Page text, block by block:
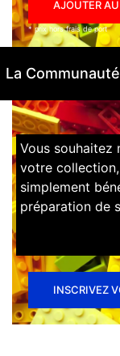
AJOUTER
* prix hors frais de port
La Communauté
Vous souhaitez
votre
simplement
préparation de
INSCRIVEZ